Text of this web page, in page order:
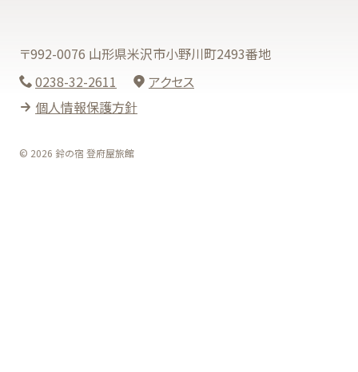
〒992-0076 山形県米沢市小野川町2493番地
0238-32-2611
アクセス
個人情報保護方針
© 2026 鈴の宿 登府屋旅館